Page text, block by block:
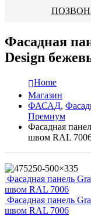
Фасадная
Design
Home
Магазин
ФАСАД,
Премиум
Фасадная
швом RAL
Фасадная панель
швом RAL 7006
Фасадная панель
швом RAL 7006